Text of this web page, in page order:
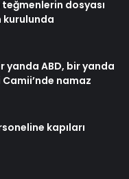
dosyası
kurulunda
yanda ABD, bir yanda
Camii’nde namaz
kapıları